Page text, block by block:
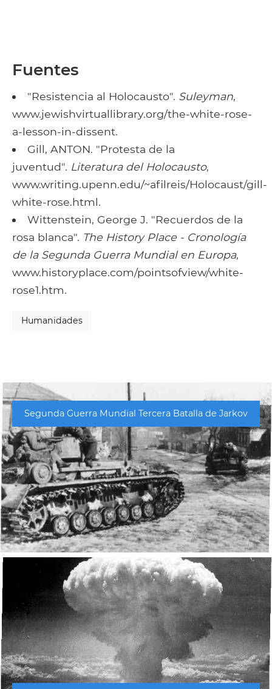
Fuentes
"Resistencia al Holocausto". Suleyman,
www.jewishvirtuallibrary.org/the-white-rose-
a-lesson-in-dissent.
Gill, ANTON. "Protesta de la
juventud". Literatura del Holocausto,
www.writing.upenn.edu/~afilreis/Holocaust/gill-
white-rose.html.
Wittenstein, George J. "Recuerdos de la
rosa blanca". The History Place - Cronología
de la Segunda Guerra Mundial en Europa,
www.historyplace.com/pointsofview/white-
rose1.htm.
Humanidades
Segunda Guerra Mundial Tercera Batalla de Jarkov